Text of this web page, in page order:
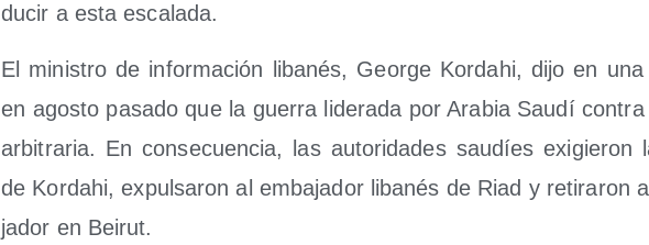
du­cir a esta escalada.
El minis­tro de infor­ma­ción liba­nés, Geor­ge Kor­dahi, dijo en
en agos­to pasa­do que la gue­rra lide­ra­da por Ara­bia Sau­dí con­tra
arbi­tra­ria. En con­se­cuen­cia, las auto­ri­da­des sau­díes exi­gie­ron
de Kor­dahi, expul­sa­ron al emba­ja­dor liba­nés de Riad y reti­ra­ron
ja­dor en Beirut.